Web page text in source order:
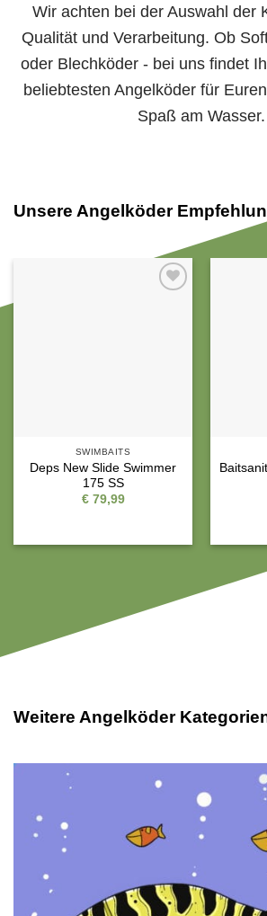
Wir achten bei der Auswahl der
Qualität und Verarbeitung. Ob
oder Blechköder - bei uns findet
beliebtesten Angelköder für
Spaß am Wasser.
Unsere Angelköder
SWIMBAITS
Deps New Slide Swimmer
175 SS
€79,99
Weitere Angelköder